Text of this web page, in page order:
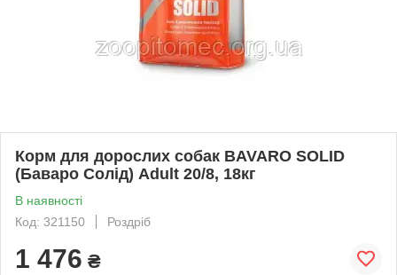
Корм для дорослих собак BAVARO SOLID
(Баваро Солід) Аdult 20/8, 18кг
В наявності
Код: 321150
Роздріб
1 476 ₴